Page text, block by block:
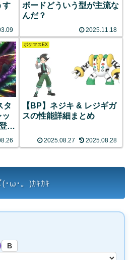
す
ボードどういう型が主流な
んだ？
2025.11.18
タ
ポケマスEX
【BP】ネジキ & レジギガ
スの性能詳細まとめ
2025.08.27 2025.08.28
(･ω･。)ｶｷｶｷ
B